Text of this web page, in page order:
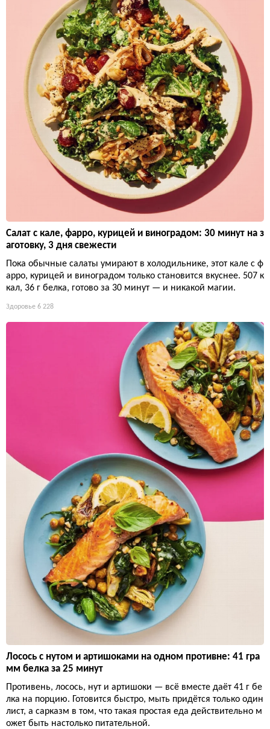
Салат с кале, фарро, курицей и виноградом: 30 минут на з
аготовку, 3 дня свежести
Пока обычные салаты умирают в холодильнике, этот кале с ф
арро, курицей и виноградом только становится вкуснее. 507 к
кал, 36 г белка, готово за 30 минут — и никакой магии.
Здоровье 6 228
Лосось с нутом и артишоками на одном противне: 41 гра
мм белка за 25 минут
Противень, лосось, нут и артишоки — всё вместе даёт 41 г бе
лка на порцию. Готовится быстро, мыть придётся только один
лист, а сарказм в том, что такая простая еда действительно м
ожет быть настолько питательной.